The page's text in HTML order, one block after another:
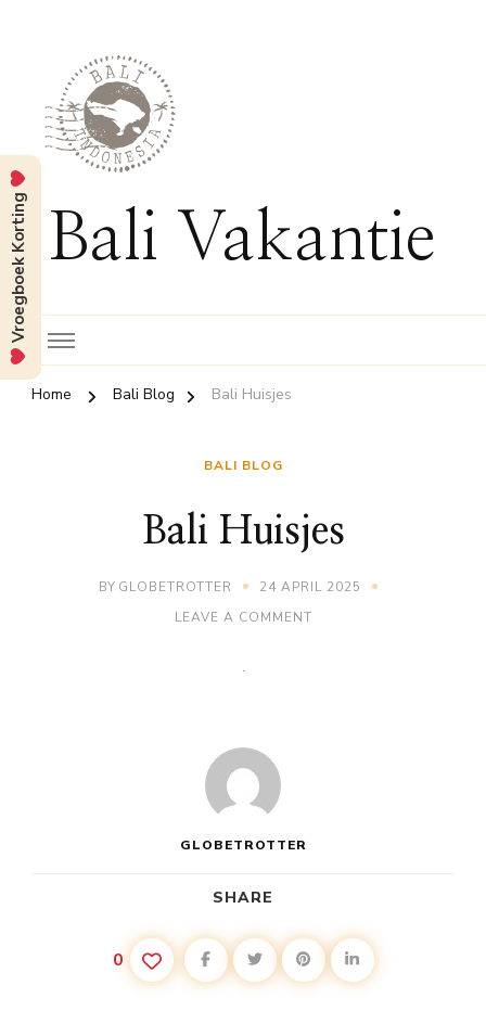
Bali Vakantie
Home Bali Blog Bali Huisjes
BALI BLOG
Bali Huisjes
BY GLOBETROTTER
24 APRIL 2025
LEAVE A COMMENTON
GLOBETROTTER
SHARE
0
Vroegboek Korting